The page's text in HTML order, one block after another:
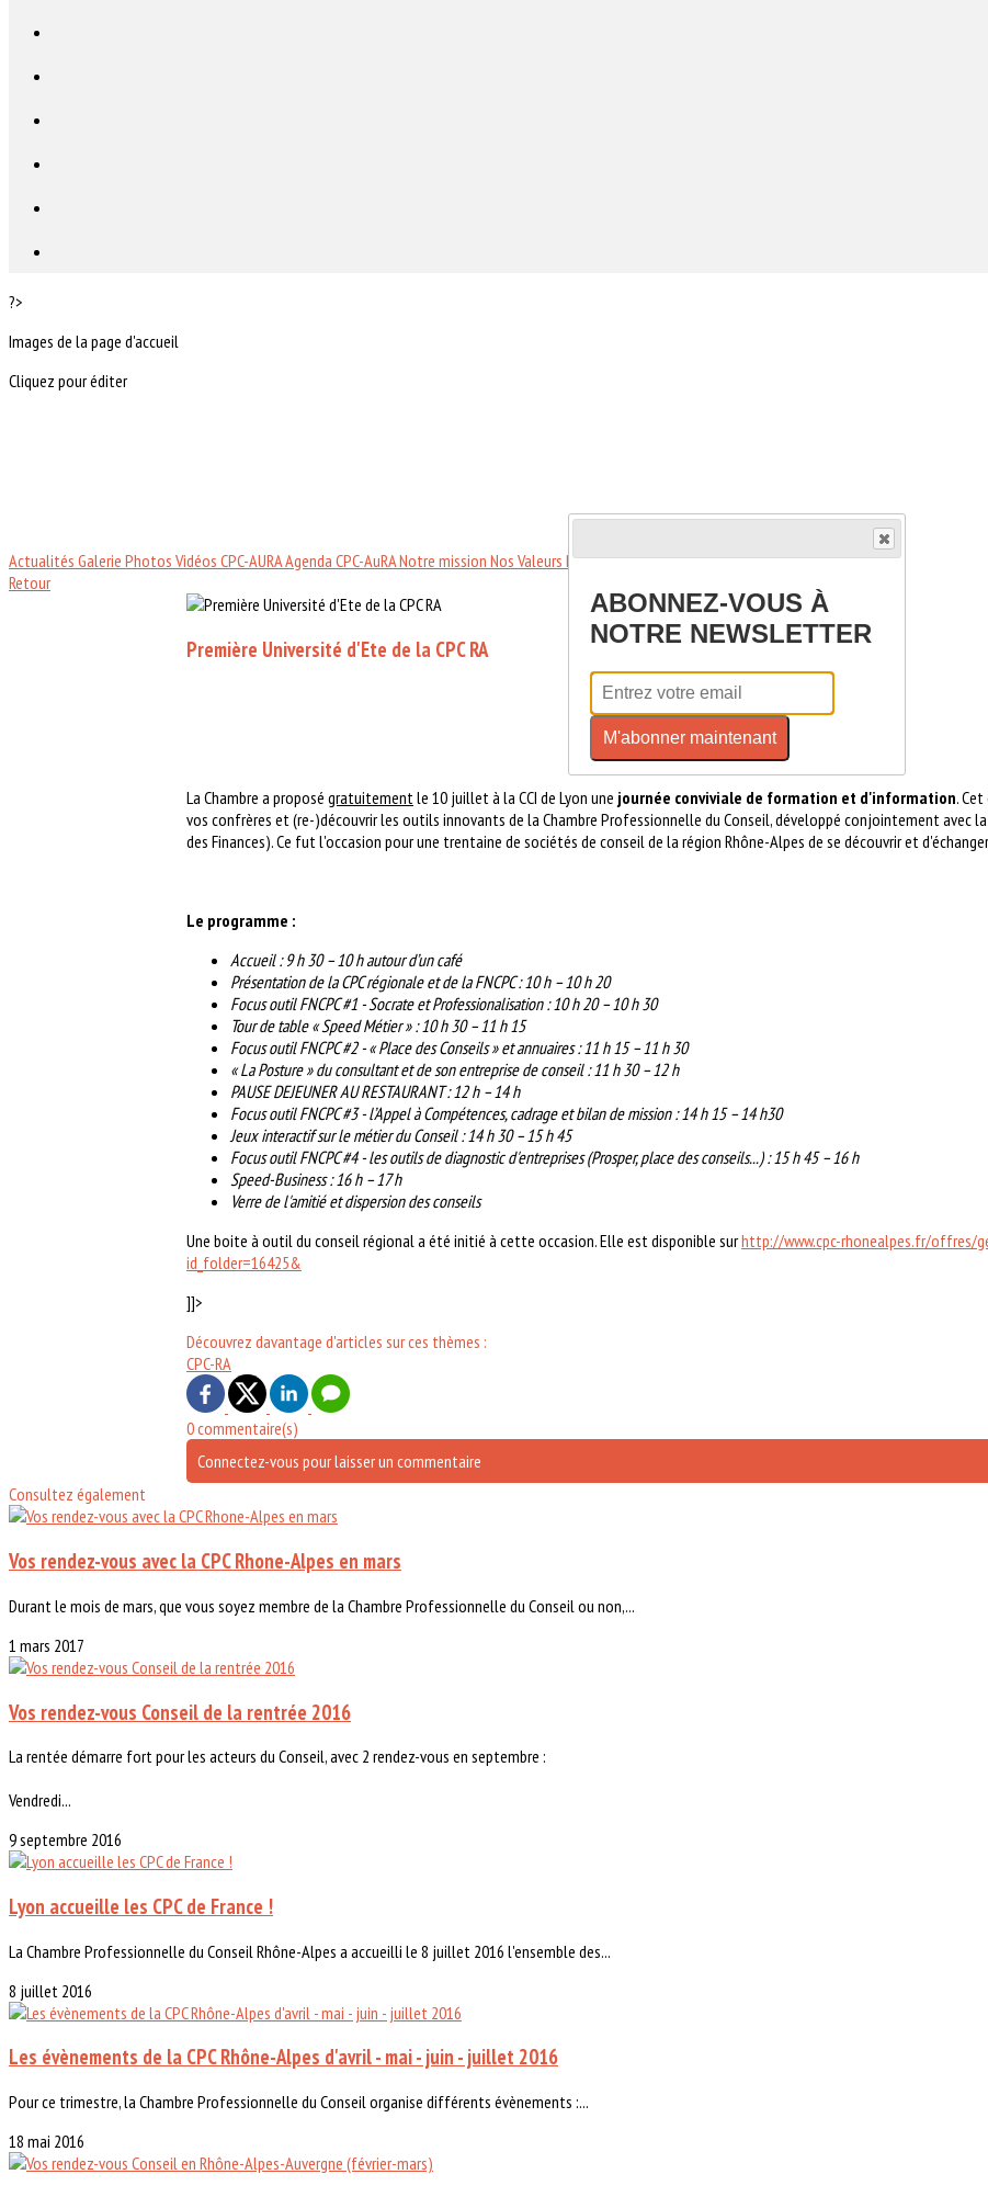
?>
Images de la page d'accueil
Cliquez pour éditer
Actualités Galerie Photos Vidéos CPC-AURAAgenda CPC-AuRANotre mission Nos Valeurs Notre gouvernanceNous contacter
Retour
Première Université d'Ete de la CPC RA
La Chambre a proposé gratuitementle 10 juillet à la CCI de Lyon une journée conviviale de formation et d'information.
vos confrères et (re-)découvrir les outils innovants de la Chambre Professionnelle du Conseil, développé conjointement avec
des Finances). Ce fut l'occasion pour une trentaine de sociétés de conseil de la région Rhône-Alpes de se découvrir et
Le programme :
Accueil : 9 h 30 – 10 h autour d’un café
Présentation de la CPC régionale et de la FNCPC : 10 h – 10 h 20
Focus outil FNCPC #1 - Socrate et Professionalisation : 10 h 20 – 10 h 30
Tour de table « Speed Métier » : 10 h 30 – 11 h 15
Focus outil FNCPC #2 - « Place des Conseils » et annuaires : 11 h 15 – 11 h 30
« La Posture » du consultant et de son entreprise de conseil : 11 h 30 – 12 h
PAUSE DEJEUNER AU RESTAURANT : 12 h – 14 h
Focus outil FNCPC #3 - l’Appel à Compétences, cadrage et bilan de mission : 14 h 15 – 14 h30
Jeux interactif sur le métier du Conseil : 14 h 30 – 15 h 45
Focus outil FNCPC #4 - les outils de diagnostic d'entreprises (Prosper, place des conseils...) : 15 h 45 – 16 h
Speed-Business : 16 h – 17 h
Verre de l'amitié et dispersion des conseils
Une boite à outil du conseil régional a été initié à cette occasion. Elle est disponible surhttp://www.cpc-rhonealpes.fr/offres/
id_folder=16425&
]]>
Découvrez davantage d'articles sur ces thèmes :
CPC-RA
0 commentaire(s)
Connectez-vous pour laisser un commentaire
Consultez également
Vos rendez-vous avec la CPC Rhone-Alpes en mars
Durant le mois de mars, que vous soyez membre de la Chambre Professionnelle du Conseil ou non,...
1 mars 2017
Vos rendez-vous Conseil de la rentrée 2016
La rentée démarre fort pour les acteurs du Conseil, avec 2 rendez-vous en septembre :
Vendredi...
9 septembre 2016
Lyon accueille les CPC de France !
La Chambre Professionnelle du Conseil Rhône-Alpes a accueilli le 8 juillet 2016 l'ensemble des...
8 juillet 2016
Les évènements de la CPC Rhône-Alpes d'avril - mai - juin - juillet 2016
Pour ce trimestre, la Chambre Professionnelle du Conseil organise différents évènements :...
18 mai 2016
ABONNEZ-VOUS À
NOTRE NEWSLETTER
M'abonner maintenant